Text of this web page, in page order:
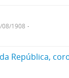
08/1908
República,